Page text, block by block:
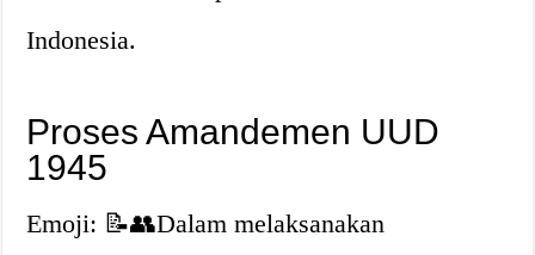
Indonesia.
Proses Amandemen UUD
1945
Emoji: 📝👥Dalam melaksanakan